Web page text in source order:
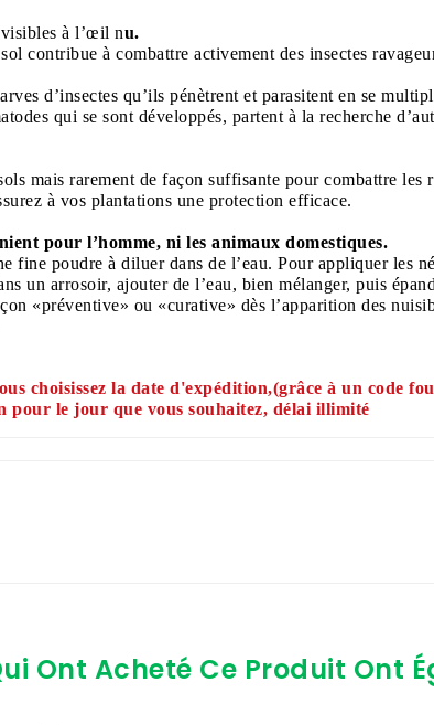
à l’œil nu.
contribue à combattre activement des insectes
d’insectes qu’ils pénètrent et parasitent en se
qui se sont développés, partent à la recherche
mais rarement de façon suffisante pour combattre les
à vos plantations une protection efficace.
pour l’homme, ni les animaux domestiques.
fine poudre à diluer dans de l’eau. Pour appliquer les
un arrosoir, ajouter de l’eau, bien mélanger, puis
«préventive» ou «curative» dès l’apparition des
choisissez la date d'expédition,(grâce à un code
pour le jour que vous souhaitez, délai illimité
Ont Acheté Ce Produit Ont